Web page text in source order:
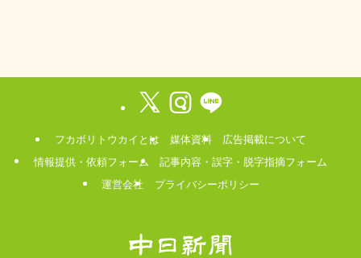
フカボリトウカイとは 媒体資料
広告掲載について
情報提供・依頼フォーム
記事内容・誤字・脱字指摘フォーム
運営会社
プライバシーポリシー